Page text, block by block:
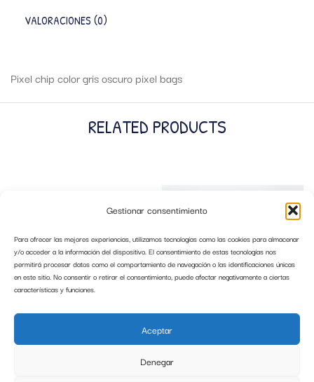
Gestionar consentimiento
Para ofrecer las mejores experiencias, utilizamos tecnologías como las cookies para almacenar
y/o acceder a la información del dispositivo. El consentimiento de estas tecnologías nos
permitirá procesar datos como el comportamiento de navegación o las identificaciones únicas
en este sitio. No consentir o retirar el consentimiento, puede afectar negativamente a ciertas
características y funciones.
Aceptar
Denegar
VALORACIONES (0)
Pixel chip color gris oscuro pixel bags
RELATED PRODUCTS
MULTICOLOR ESCALA 1:43